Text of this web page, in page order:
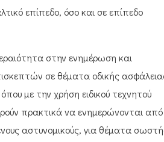
επίπεδο, όσο και σε επίπεδο
στην ενημέρωση και
σε θέματα οδικής
με την χρήση ειδικού τεχνητού
πρακτικά να ενημερώνονται από
αστυνομικούς, για θέματα